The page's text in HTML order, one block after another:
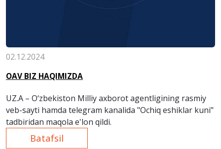
02.12.2024
OAV BIZ HAQIMIZDA
UZ.A – O‘zbekiston Milliy axborot agentligining rasmiy
veb-sayti hamda telegram kanalida "Ochiq eshiklar kuni"
tadbiridan maqola e'lon qildi.
Batafsil